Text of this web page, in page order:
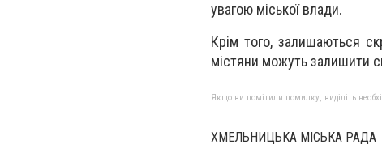
увагою міської влади.
Крім того, залишаються
містяни можуть залишити
Якщо ви помітили помилку, виділіть
ХМЕЛЬНИЦЬКА МІСЬКА РАДА